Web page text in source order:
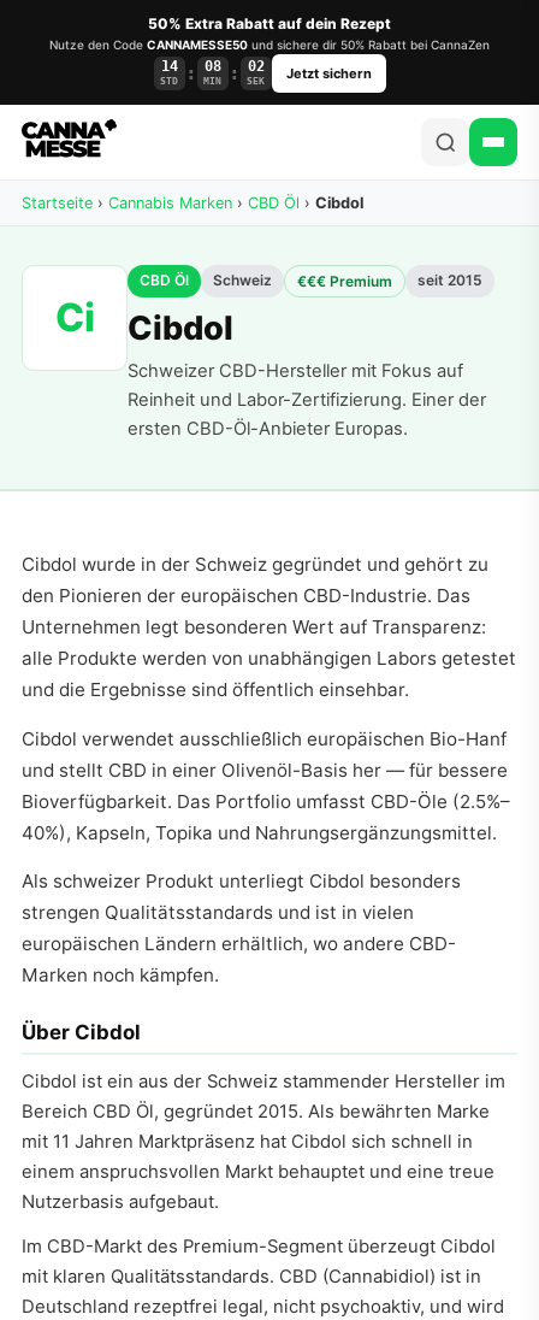
50% Extra Rabatt auf dein Rezept
Nutze den Code CANNAMESSE50 und sichere dir 50% Rabatt bei CannaZen
14
STD : 08
MIN : 02
SEK Jetzt sichern
Startseite › Cannabis Marken › CBD Öl › Cibdol
Ci
CBD Öl Schweiz €€€ Premium seit 2015
Cibdol
Schweizer CBD-Hersteller mit Fokus auf
Reinheit und Labor-Zertifizierung. Einer der
ersten CBD-Öl-Anbieter Europas.
Cibdol wurde in der Schweiz gegründet und gehört zu
den Pionieren der europäischen CBD-Industrie. Das
Unternehmen legt besonderen Wert auf Transparenz:
alle Produkte werden von unabhängigen Labors getestet
und die Ergebnisse sind öffentlich einsehbar.
Cibdol verwendet ausschließlich europäischen Bio-Hanf
und stellt CBD in einer Olivenöl-Basis her — für bessere
Bioverfügbarkeit. Das Portfolio umfasst CBD-Öle (2.5%–
40%), Kapseln, Topika und Nahrungsergänzungsmittel.
Als schweizer Produkt unterliegt Cibdol besonders
strengen Qualitätsstandards und ist in vielen
europäischen Ländern erhältlich, wo andere CBD-
Marken noch kämpfen.
Über Cibdol
Cibdol ist ein aus der Schweiz stammender Hersteller im
Bereich CBD Öl, gegründet 2015. Als bewährten Marke
mit 11 Jahren Marktpräsenz hat Cibdol sich schnell in
einem anspruchsvollen Markt behauptet und eine treue
Nutzerbasis aufgebaut.
Im CBD-Markt des Premium-Segment überzeugt Cibdol
mit klaren Qualitätsstandards. CBD (Cannabidiol) ist in
Deutschland rezeptfrei legal, nicht psychoaktiv, und wird